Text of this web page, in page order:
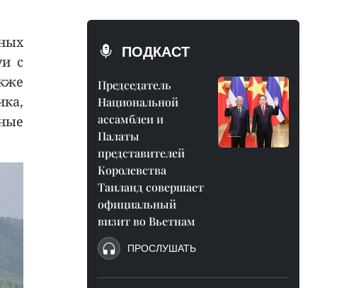
с
ПОДКАСТ
Председатель
Национальной
ассамблеи и
Палаты
представителей
Королевства
Таиланд совершает
официальный
визит во Вьетнам
ПРОСЛУШАТЬ